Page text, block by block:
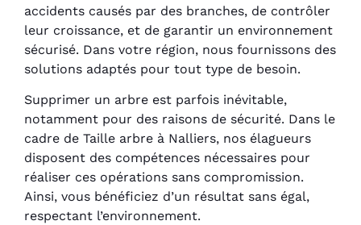
accidents causés par des branches, de contrôler
leur croissance, et de garantir un environnement
sécurisé. Dans votre région, nous fournissons des
solutions adaptés pour tout type de besoin.
Supprimer un arbre est parfois inévitable,
notamment pour des raisons de sécurité. Dans le
cadre de Taille arbre à Nalliers, nos élagueurs
disposent des compétences nécessaires pour
réaliser ces opérations sans compromission.
Ainsi, vous bénéficiez d’un résultat sans égal,
respectant l’environnement.